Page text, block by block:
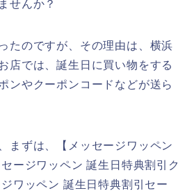
せんか？
たのですが、その理由は、横浜
店では、誕生日に買い物をする
ンやクーポンコードなどが送ら
まずは、【メッセージワッペン
ージワッペン 誕生日特典割引ク
ワッペン 誕生日特典割引セー